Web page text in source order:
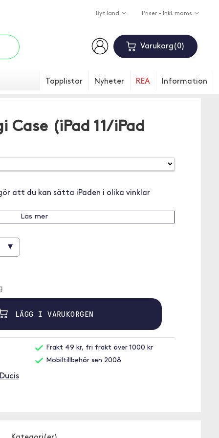
Byt land Priser - Inkl. moms
Varukorg 0
Topplistor Nyheter REA Information
Case (iPad 11/iPad
att du kan sätta iPaden i olika vinklar
Läs mer
▾
LÄGG I VARUKORGEN
Frakt 49 kr, fri frakt över 1000 kr
Mobiltillbehör sen 2008